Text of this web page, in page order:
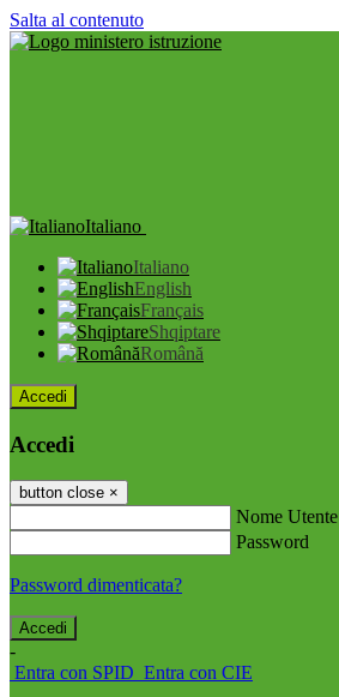
Salta al contenuto
Italiano
Italiano
English
Français
Shqiptare
Română
Accedi
Accedi
button close ×
Nome Utente
Password
Password dimenticata?
-
Entra con SPID Entra con CIE